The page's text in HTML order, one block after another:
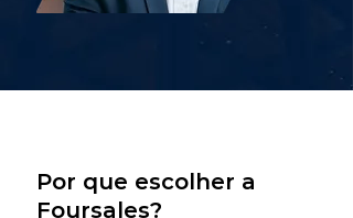
Por que escolher a
Foursales?